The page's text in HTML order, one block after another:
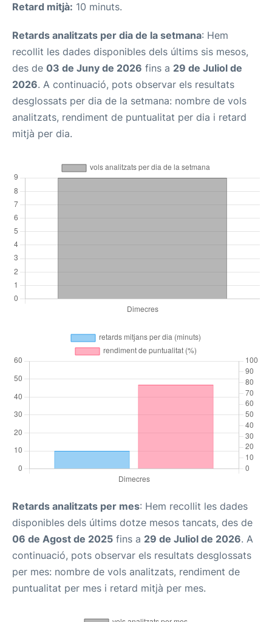
Retard mitjà: 10 minuts.
Retards analitzats per dia de la setmana: Hem
recollit les dades disponibles dels últims sis mesos,
des de 03 de Juny de 2026 fins a 29 de Juliol de
2026. A continuació, pots observar els resultats
desglossats per dia de la setmana: nombre de vols
analitzats, rendiment de puntualitat per dia i retard
mitjà per dia.
Retards analitzats per mes: Hem recollit les dades
disponibles dels últims dotze mesos tancats, des de
06 de Agost de 2025 fins a 29 de Juliol de 2026. A
continuació, pots observar els resultats desglossats
per mes: nombre de vols analitzats, rendiment de
puntualitat per mes i retard mitjà per mes.